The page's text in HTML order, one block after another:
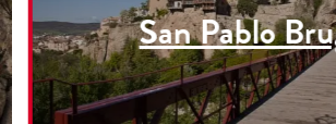
San Pablo